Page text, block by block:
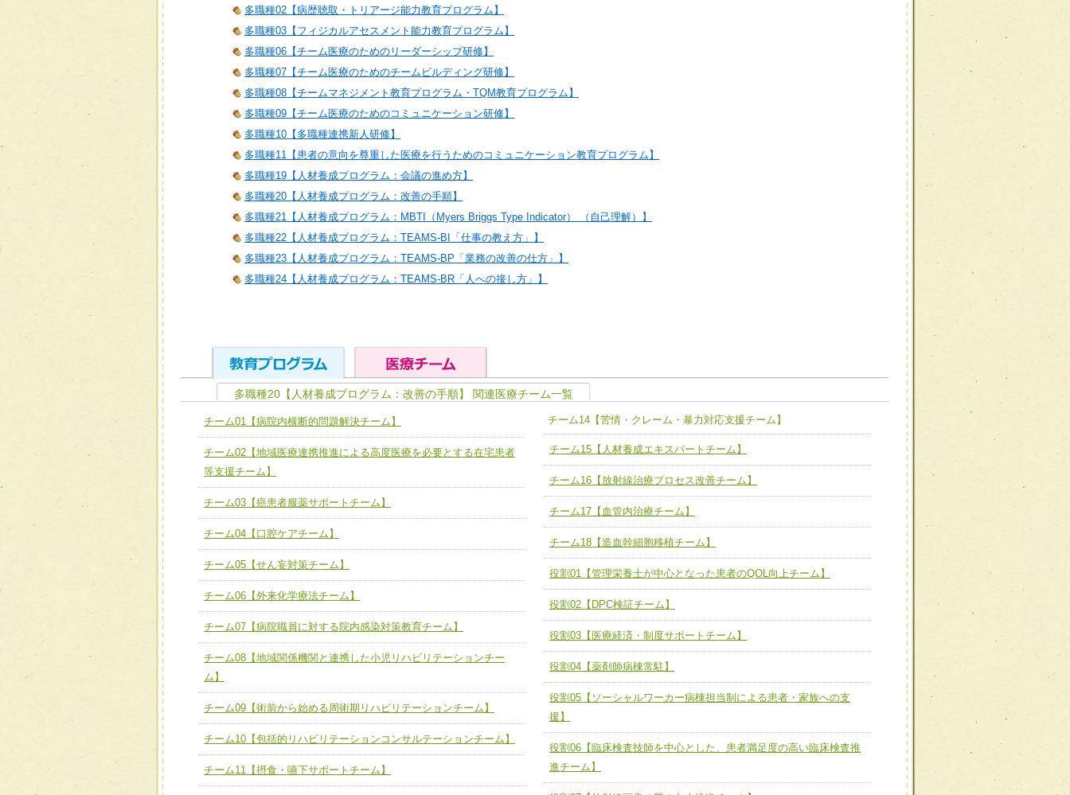
多職種02【病歴聴取・トリアージ能力教育プログラム】
多職種03【フィジカルアセスメント能力教育プログラム】
多職種06【チーム医療のためのリーダーシップ研修】
多職種07【チーム医療のためのチームビルディング研修】
多職種08【チームマネジメント教育プログラム・TQM教育プログラム】
多職種09【チーム医療のためのコミュニケーション研修】
多職種10【多職種連携新人研修】
多職種11【患者の意向を尊重した医療を行うためのコミュニケーション教育プログラム】
多職種19【人材養成プログラム：会議の進め方】
多職種20【人材養成プログラム：改善の手順】
多職種21【人材養成プログラム：MBTI（Myers Briggs Type Indicator） （自己理解）】
多職種22【人材養成プログラム：TEAMS-BI「仕事の教え方」】
多職種23【人材養成プログラム：TEAMS-BP「業務の改善の仕方」】
多職種24【人材養成プログラム：TEAMS-BR「人への接し方」】
ユニット１ 医療人としての基礎能力
全人的医療を実践する医療人として、必要な基礎能力を身につ
ける
必要に応じて柔軟に医療チームを組織し、強調できる
ユニット３ 多職種連携力
他職種の視点とスキルを学び、相互理解と連携を深める
ユニット４ 専門能力拡大・向上
各職種のスキルを拡大・向上させ、新たな可能性を広げる
ユニット５ 人材養成力
人材養成のためのマネジメントおよび効果的な指導ができる
チーム01【病院内横断的問題解決チーム】
チーム02【地域医療連携推進による高度医療を必要とする在
宅患者等支援チーム】
チーム05【せん妄対策チーム】
チーム06【外来化学療法チーム】
チーム07【病院職員に対する院内感染対策教育チーム】
チーム08【地域関係機関と連携した小児リハビリテーション
チーム09【術前から始める周術期リハビリテーションチー
ム】
チーム10【包括的リハビリテーションコンサルテーションチ
ーム】
チーム14【苦情・クレーム・暴力対応支援チーム】
チーム15【人材養成エキスパートチーム】
チーム16【放射線治療プロセス改善チーム】
チーム17【血管内治療チーム】
役割01【管理栄養士が中心となった患者のQOL向上チーム】
役割02【DPC検証チーム】
役割03【医療経済・制度サポートチーム】
役割04【薬剤師病棟常駐】
役割05【ソーシャルワーカー病棟担当制による患者・家族へ
の支援】
役割06【臨床検査技師を中心とした、患者満足度の高い臨床
検査推進チーム】
役割07【放射線画像の質の向上推進チーム】
多職種20【人材養成プログラム：改善の手順】 関連医療チーム一覧
チーム01【病院内横断的問題解決チーム】
チーム02【地域医療連携推進による高度医療を必要とする在宅患者
等支援チーム】
チーム03【癌患者服薬サポートチーム】
チーム04【口腔ケアチーム】
チーム05【せん妄対策チーム】
チーム06【外来化学療法チーム】
チーム07【病院職員に対する院内感染対策教育チーム】
チーム08【地域関係機関と連携した小児リハビリテーションチー
ム】
チーム09【術前から始める周術期リハビリテーションチーム】
チーム10【包括的リハビリテーションコンサルテーションチーム】
チーム11【摂食・嚥下サポートチーム】
チーム14【苦情・クレーム・暴力対応支援チーム】
チーム15【人材養成エキスパートチーム】
チーム16【放射線治療プロセス改善チーム】
チーム17【血管内治療チーム】
チーム18【造血幹細胞移植チーム】
役割01【管理栄養士が中心となった患者のQOL向上チーム】
役割02【DPC検証チーム】
役割03【医療経済・制度サポートチーム】
役割04【薬剤師病棟常駐】
役割05【ソーシャルワーカー病棟担当制による患者・家族への支
援】
役割06【臨床検査技師を中心とした、患者満足度の高い臨床検査推
進チーム】